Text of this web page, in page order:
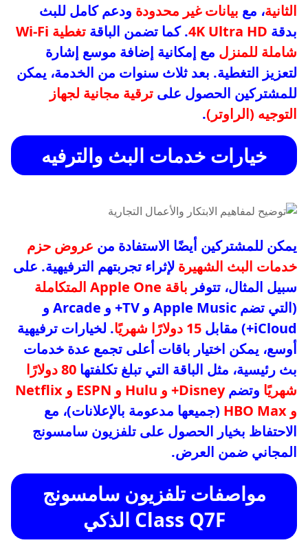
الثانية، مع بيانات غير محدودة ودعم كامل للبث
بدقة 4K Ultra HD. كما تضمن الباقة
تغطية Wi-Fi
شاملة للمنزل مع إمكانية إضافة موسع إشارة
لتعزيز التغطية. بعد ثلاث سنوات من الخدمة، يمكن
للمشتركين الحصول على ترقية مجانية لجهاز
التوجيه (الراوتر).
خيارات خدمات البث والترفيه
يمكن للمشتركين أيضًا الاستفادة من عروض حزم
خدمات البث الشهيرة لإثراء تجربتهم الترفيهية. على
سبيل المثال، تتوفر باقة Apple One المتكاملة
(التي تضم Apple Music و TV+ و Arcade و
iCloud+) مقابل
15 دولارًا شهريًا
. لخيارات ترفيهية
أوسع، يمكن اختيار باقات أعلى تجمع عدة خدمات
بث رئيسية، مثل الباقة التي تبلغ تكلفتها
80 دولارًا
شهريًا وتضم
Disney+ و Hulu و ESPN و Netflix
و HBO Max
(جميعها مدعومة بالإعلانات)، مع
الاحتفاظ بخيار الحصول على تلفزيون سامسونج
المجاني ضمن العرض.
مواصفات تلفزيون سامسونج
Class Q7F الذكي